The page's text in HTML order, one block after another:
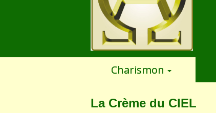
Charismon
La Crème du CIEL